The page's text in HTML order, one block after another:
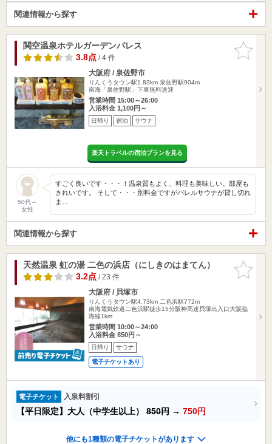
関連情報から探す
お気に入
りに追加
関空温泉ホテルガーデンパレス
3.8点/ 4 件
大阪府 / 泉佐野市
りんくうタウン駅1.83km 泉佐野駅904m
南海「泉佐野駅」下車無料送迎
営業時間 15:00～26:00
入浴料金 1,100円～
日帰り 宿泊 サウナ
楽天トラベルの宿泊プランを見る
50代～
女性
すごく良いです・・・！温泉質もよく、料理も美味しい。部屋も
きれいです。 そして・・・別料金ですがバレルサウナが貸し切れ
ま…
関連情報から探す
お気に入
りに追加
天然温泉 虹の湯 二色の浜店（にしきのはまてん）
3.2点/ 23 件
大阪府 / 貝塚市
りんくうタウン駅4.73km 二色浜駅772m
南海電気鉄道二色浜駅徒歩15分阪神高速貝塚出入口大阪臨
海線1km
営業時間 10:00～24:00
入浴料金 850円～
日帰り サウナ
電子チケットあり
電子チケット 入泉料割引
【平日限定】大人（中学生以上） 850円 → 750円
他にも1種類の電子チケットがあります